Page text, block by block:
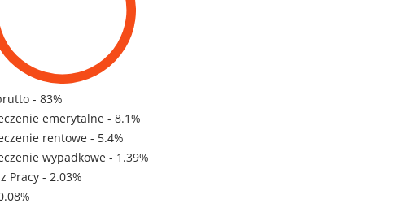
- 83%
emerytalne - 8.1%
rentowe - 5.4%
wypadkowe - 1.39%
Pracy - 2.03%